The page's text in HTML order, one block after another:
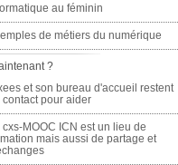
au féminin
de métiers du numérique
?
et son bureau d'accueil restent
contact pour aider
cxs-MOOC ICN est un lieu de
mais aussi de partage et